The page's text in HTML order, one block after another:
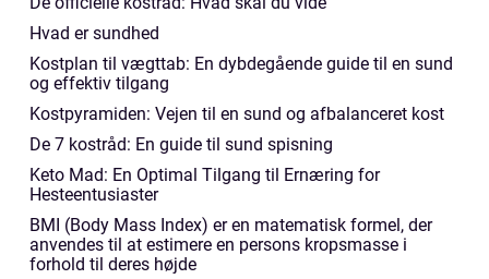
Hvad er sundhed
Kostplan til vægttab: En dybdegående guide til en sund
og effektiv tilgang
Kostpyramiden: Vejen til en sund og afbalanceret kost
De 7 kostråd: En guide til sund spisning
Keto Mad: En Optimal Tilgang til Ernæring for
Hesteentusiaster
BMI (Body Mass Index) er en matematisk formel, der
anvendes til at estimere en persons kropsmasse i
forhold til deres højde